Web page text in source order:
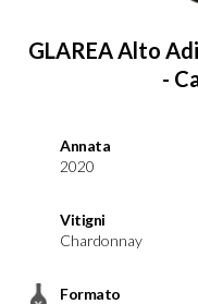
GLAREA Alto
-
Annata
2020
Vitigni
Chardonnay
Formato